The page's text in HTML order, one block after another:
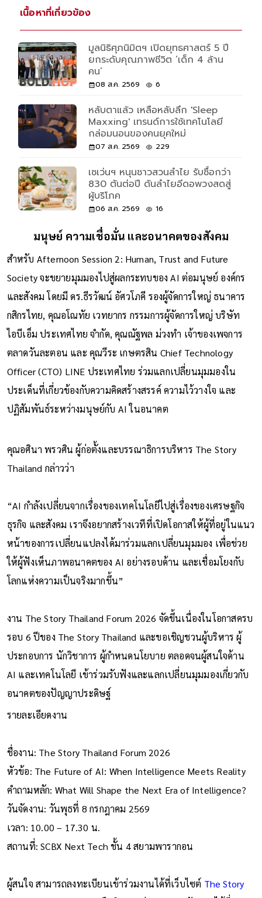
เนื้อหาที่เกี่ยวข้อง
มูลนิธิศุภนิมิตฯ เปิดยุทธศาสตร์ 5 ปี
ยกระดับคุณภาพชีวิต ‘เด็ก 4 ล้าน
คน’
08 ส.ค. 2569 6
หลับตาแล้ว เหลือหลับลึก 'Sleep
Maxxing' เทรนด์การใช้เทคโนโลยี
กล่อมนอนของคนยุคใหม่
07 ส.ค. 2569 229
เซเว่นฯ หนุนชาวสวนลำไย รับซื้อกว่า
830 ตันต่อปี ดันลำไยอีดอพวงสดสู่
ผู้บริโภค
06 ส.ค. 2569 16
มนุษย์ ความเชื่อมั่น และอนาคตของสังคม
สำหรับ Afternoon Session 2: Human, Trust and Future
Society จะขยายมุมมองไปสู่ผลกระทบของ AI ต่อมนุษย์ องค์กร
และสังคม โดยมี ดร.ธีรวัฒน์ อัศวโภคี รองผู้จัดการใหญ่ ธนาคาร
กสิกรไทย, คุณอโณทัย เวทยากร กรรมการผู้จัดการใหญ่ บริษัท
ไอบีเอ็ม ประเทศไทย จำกัด, คุณณัฐพล ม่วงทำ เจ้าของเพจการ
ตลาดวันละตอน และ คุณวีระ เกษตรสิน Chief Technology
Officer (CTO) LINE ประเทศไทย ร่วมแลกเปลี่ยนมุมมองใน
ประเด็นที่เกี่ยวข้องกับความคิดสร้างสรรค์ ความไว้วางใจ และ
ปฏิสัมพันธ์ระหว่างมนุษย์กับ AI ในอนาคต
คุณอศินา พรวศิน ผู้ก่อตั้งและบรรณาธิการบริหาร The Story
Thailand กล่าวว่า
“AI กำลังเปลี่ยนจากเรื่องของเทคโนโลยีไปสู่เรื่องของเศรษฐกิจ
ธุรกิจ และสังคม เราจึงอยากสร้างเวทีที่เปิดโอกาสให้ผู้ที่อยู่ในแนว
หน้าของการเปลี่ยนแปลงได้มาร่วมแลกเปลี่ยนมุมมอง เพื่อช่วย
ให้ผู้ฟังเห็นภาพอนาคตของ AI อย่างรอบด้าน และเชื่อมโยงกับ
โลกแห่งความเป็นจริงมากขึ้น”
งาน The Story Thailand Forum 2026 จัดขึ้นเนื่องในโอกาสครบ
รอบ 6 ปีของ The Story Thailand และขอเชิญชวนผู้บริหาร ผู้
ประกอบการ นักวิชาการ ผู้กำหนดนโยบาย ตลอดจนผู้สนใจด้าน
AI และเทคโนโลยี เข้าร่วมรับฟังและแลกเปลี่ยนมุมมองเกี่ยวกับ
อนาคตของปัญญาประดิษฐ์
รายละเอียดงาน
ชื่องาน: The Story Thailand Forum 2026
หัวข้อ: The Future of AI: When Intelligence Meets Reality
คำถามหลัก: What Will Shape the Next Era of Intelligence?
วันจัดงาน: วันพุธที่ 8 กรกฎาคม 2569
เวลา: 10.00 – 17.30 น.
สถานที่: SCBX Next Tech ชั้น 4 สยามพารากอน
ผู้สนใจ สามารถลงทะเบียนเข้าร่วมงานได้ที่เว็บไซต์ The Story